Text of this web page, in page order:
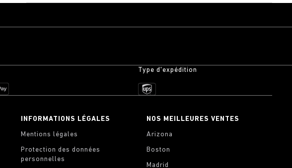
Type d'expédition
INFORMATIONS LÉGALES
Mentions légales
Protection des données
personnelles
NOS MEILLEURES VENTES
Arizona
Boston
Madrid